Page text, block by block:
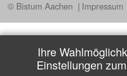
© Bistum Aachen Impressum
Ihre
Einstellungen